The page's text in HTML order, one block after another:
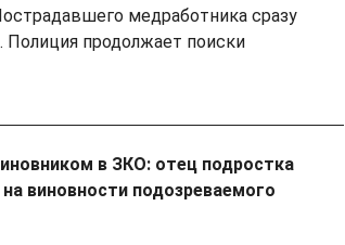
медработника сразу
Полиция продолжает поиски
в ЗКО: отец подростка
виновности подозреваемого